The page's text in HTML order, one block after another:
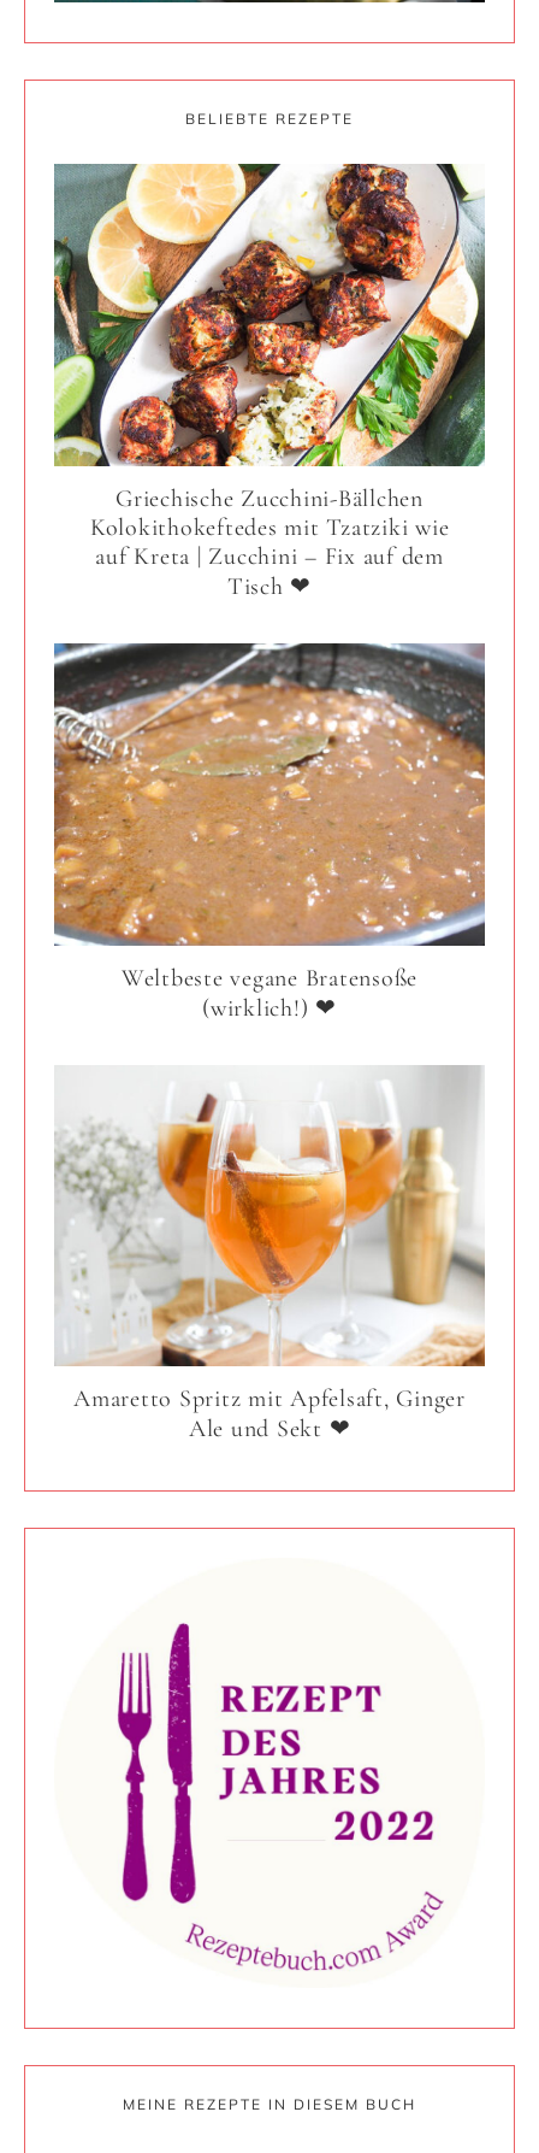
BELIEBTE REZEPTE
Griechische Zucchini-Bällchen
Kolokithokeftedes mit Tzatziki wie
auf Kreta | Zucchini – Fix auf dem
Tisch ❤
Weltbeste vegane Bratensoße
(wirklich!) ❤
Amaretto Spritz mit Apfelsaft, Ginger
Ale und Sekt ❤
MEINE REZEPTE IN DIESEM BUCH